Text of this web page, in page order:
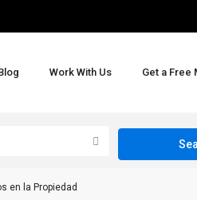
Work With Us Get a Free
en la Propiedad